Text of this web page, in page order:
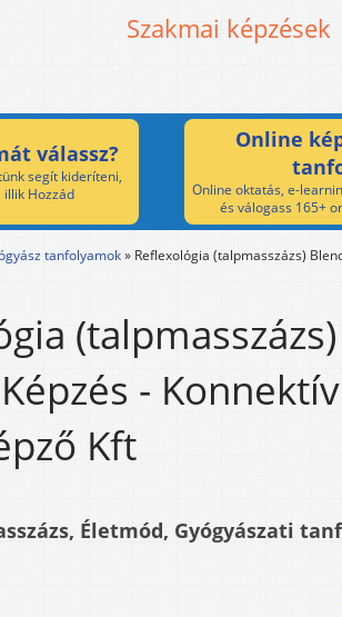
Szakmai képzések
válassz?
segít kideríteni,
illik Hozzád
Online
Online oktatás, e-
és válogass 165+
tanfolyamok» Reflexológia (talpmasszázs)
- Konnektív
Kft
Életmód, Gyógyászati